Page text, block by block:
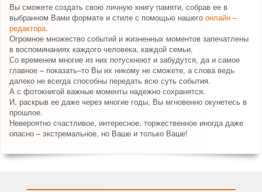
Вы сможете создать свою личную книгу памяти, собрав ее в
выбранном Вами формате и стиле с помощью нашего онлайн –
редактора.
Огромное множество событий и жизненных моментов запечатлены
в воспоминаниях каждого человека, каждой семьи.
Со временем многие из них потускнеют и забудутся, да и самое
главное – показать–то Вы их никому не сможете, а слова ведь
далеко не всегда способны передать всю суть события.
А с фотокнигой важные моменты надежно сохранятся.
И, раскрыв ее даже через многие годы, Вы мгновенно окунетесь в
прошлое.
Невероятно счастливое, интересное, торжественное иногда даже
опасно – экстремальное, но Ваше и только Ваше!